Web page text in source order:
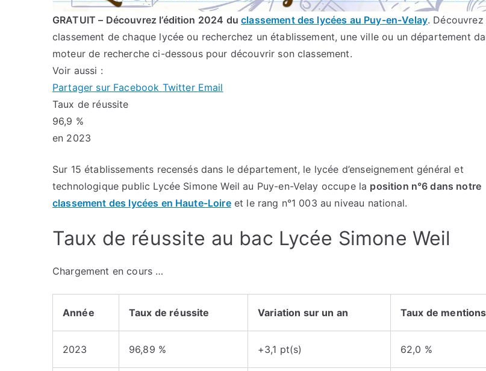
GRATUIT – Découvrez l’édition 2024 duclassement des lycées au Puy-en-Velay. Découvrez
classement de chaque lycée ou recherchez un établissement, une ville ou un département
moteur de recherche ci-dessous pour découvrir son classement.
Voir aussi :
Partager sur Facebook Twitter Email
Taux de réussite
96,9 %
en 2023
Sur 15 établissements recensés dans le département, le lycée d’enseignement général et
technologique public Lycée Simone Weil au Puy-en-Velay occupe la position n°6 dans notre
classement des lycées en Haute-Loireet le rang n°1 003 au niveau national.
Taux de réussite au bac Lycée Simone Weil
Chargement en cours …
Année Taux de réussite Variation sur un an Taux de mentions
2023 96,89 % +3,1 pt(s) 62,0 %